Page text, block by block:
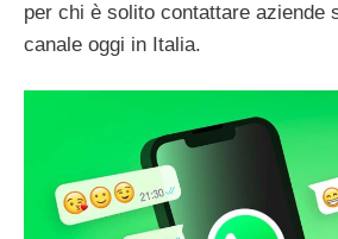
per chi è solito contattare aziende
canale oggi in Italia.